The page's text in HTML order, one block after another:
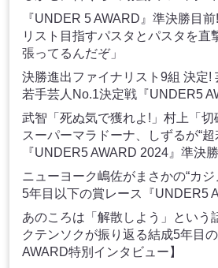
『UNDER 5 AWARD』準決勝目
リスト目指すパスタとパスタを直
張ってるんだぞ」
決勝進出ファイナリスト9組 決定!
若手芸人No.1決定戦『UNDER5
武智「死ぬ気で獲れよ!」村上「切
スーパーマラドーナ、しずるが“
『UNDER5 AWARD 2024』準決勝
ニューヨーク嶋佐がまさかの“カ
5年目以下の賞レース『UNDER5
あのころは「解散しよう」とい
クテンソクが振り返る結成5年目
AWARD特別インタビュー】